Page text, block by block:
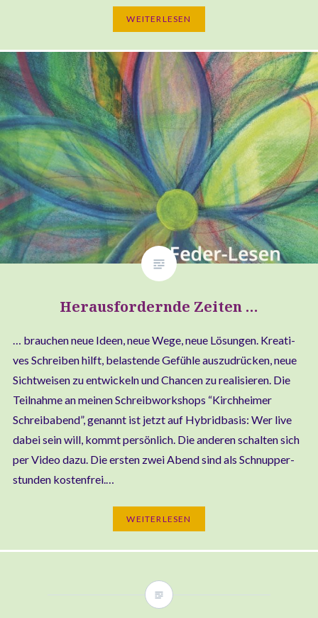
WEI­TER­LE­SEN
Herausfordernde Zeiten …
… brau­chen neue Ideen, neue Wege, neue Lösun­gen. Krea­ti­
ves Schrei­ben hilft, belas­ten­de Gefüh­le aus­zu­drü­cken, neue
Sicht­wei­sen zu ent­wi­ckeln und Chan­cen zu rea­li­sie­ren. Die
Teil­nah­me an mei­nen Schreib­work­shops “Kirch­hei­mer
Schreiba­bend”, genannt ist jetzt auf Hybrid­ba­sis: Wer live
dabei sein will, kommt per­sön­lich. Die ande­ren schal­ten sich
per Video dazu. Die ers­ten zwei Abend sind als Schnup­per­
stun­den kostenfrei.…
WEI­TER­LE­SEN